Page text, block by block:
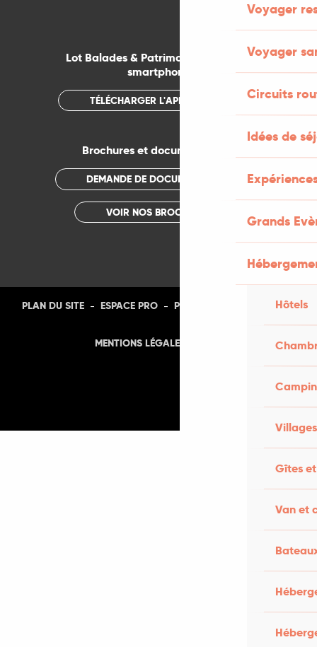
Voyager
Voyager
Circuits
Idées de
Grands
Hôtels
Gîtes
Van et
Lot Balades & Patrimoines sur votre
smartphone
TÉLÉCHARGER L'APPLICATION
Brochures et documentations
DEMANDE DE DOCUMENTATION
VOIR NOS BROCHURES
PLAN DU SITE - ESPACE PRO - PRESSE PHOTOTHÈQUE -
MENTIONS LÉGALES